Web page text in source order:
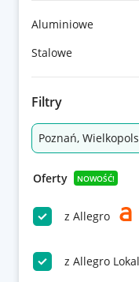
Aluminiowe
Stalowe
Filtry
Poznań,
Oferty NOWOŚĆ!
z Allegro
z Allegro